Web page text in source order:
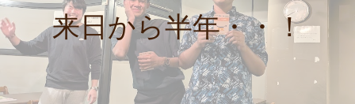
来日から半年・・！